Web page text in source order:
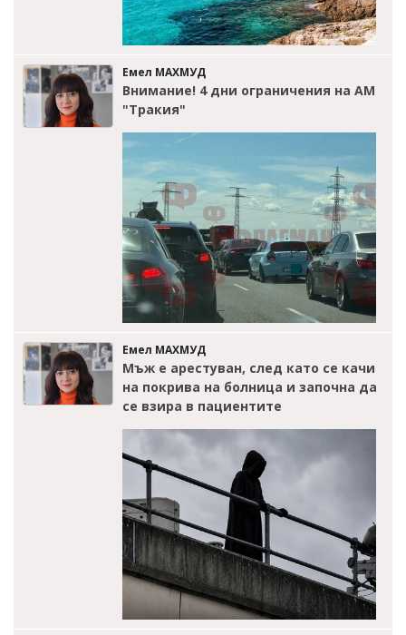
Емел МАХМУД
Внимание! 4 дни ограничения на АМ
"Тракия"
Емел МАХМУД
Мъж е арестуван, след като се качи
на покрива на болница и започна да
се взира в пациентите